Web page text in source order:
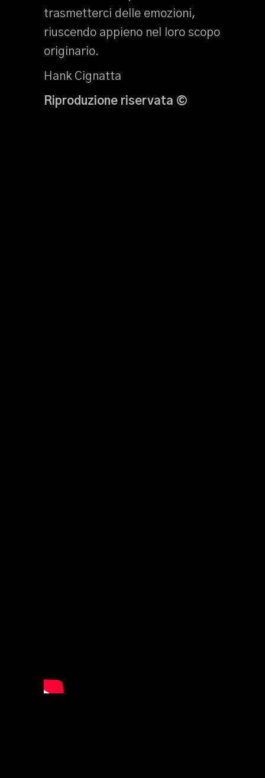
trasmetterci delle emozioni,
riuscendo appieno nel loro scopo
originario.
Hank Cignatta
Riproduzione riservata ©